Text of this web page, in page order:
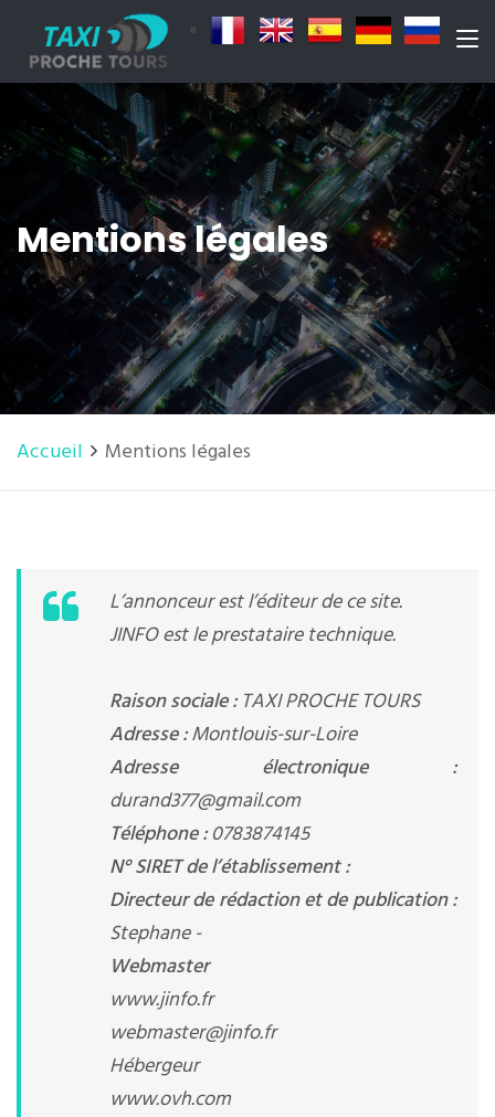
Mentions légales
Accueil Mentions légales
L’annonceur est l’éditeur de ce site.
JINFO est le prestataire technique.
Raison sociale :TAXI PROCHE TOURS
Adresse :Montlouis-sur-Loire
Adresse électronique :
durand377@gmail.com
Téléphone :0783874145
N° SIRET de l’établissement :
Directeur de rédaction et de publication :
Stephane -
Webmaster
www.jinfo.fr
webmaster@jinfo.fr
Hébergeur
www.ovh.com